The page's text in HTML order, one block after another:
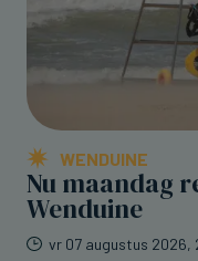
WENDUINE
Nu maandag
Wenduine
vr 07 augustus 2026,